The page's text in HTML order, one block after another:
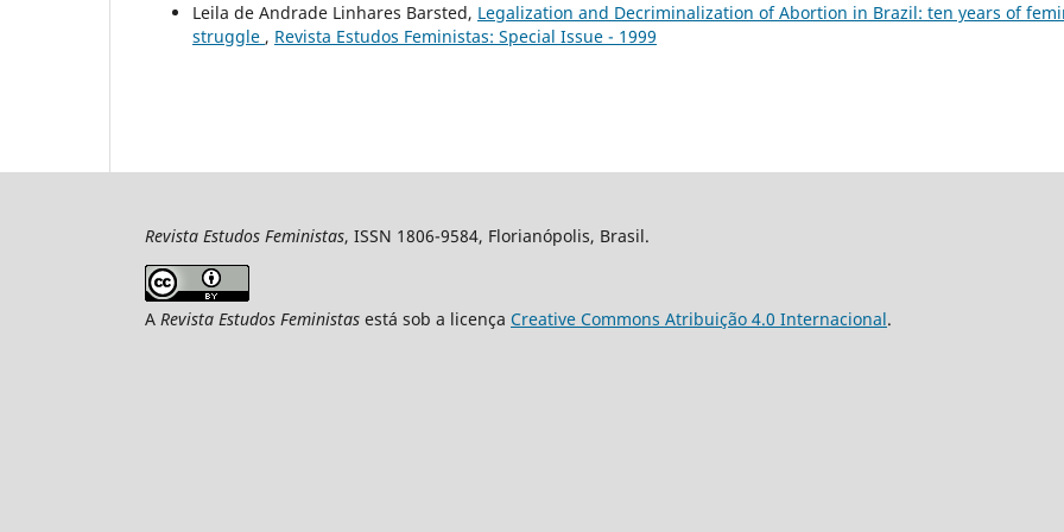
Leila de Andrade Linhares Barsted, Legalization and Decriminalization of Abortion in Brazil: ten years of
struggle , Revista Estudos Feministas: Special Issue - 1999
Revista Estudos Feministas, ISSN 1806-9584, Florianópolis, Brasil.
A Revista Estudos Feministas está sob a licença Creative Commons Atribuição 4.0 Internacional.